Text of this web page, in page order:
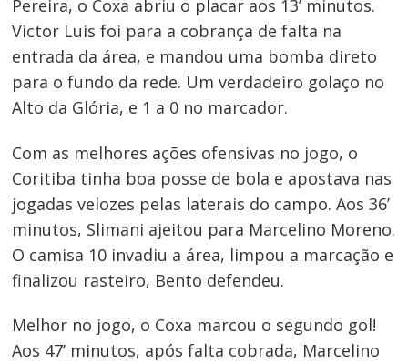
Pereira, o Coxa abriu o placar aos 13’ minutos.
Victor Luis foi para a cobrança de falta na
entrada da área, e mandou uma bomba direto
para o fundo da rede. Um verdadeiro golaço no
Alto da Glória, e 1 a 0 no marcador.
Com as melhores ações ofensivas no jogo, o
Coritiba tinha boa posse de bola e apostava nas
jogadas velozes pelas laterais do campo. Aos 36’
minutos, Slimani ajeitou para Marcelino Moreno.
O camisa 10 invadiu a área, limpou a marcação e
finalizou rasteiro, Bento defendeu.
Melhor no jogo, o Coxa marcou o segundo gol!
Aos 47’ minutos, após falta cobrada, Marcelino
Navegação
de
Post